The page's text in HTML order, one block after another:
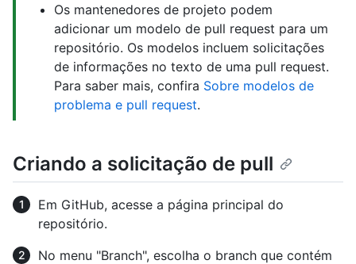
Os mantenedores de projeto podem
adicionar um modelo de pull request para um
repositório. Os modelos incluem solicitações
de informações no texto de uma pull request.
Para saber mais, confira Sobre modelos de
problema e pull request.
Criando a solicitação de pull
Em GitHub, acesse a página principal do
repositório.
No menu "Branch", escolha o branch que contém